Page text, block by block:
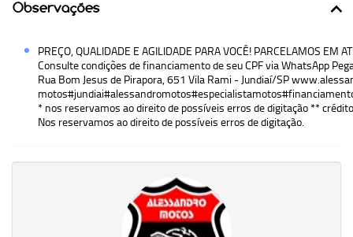
Observações
PREÇO, QUALIDADE E AGILIDADE PARA VOCÊ! PARCELAMOS
Consulte condições de financiamento de seu CPF via WhatsApp
Rua Bom Jesus de Pirapora, 651 Vila Rami - Jundiaí/SP
* nos reservamos ao direito de possíveis erros de digitação **
Nos reservamos ao direito de possíveis erros de digitação.